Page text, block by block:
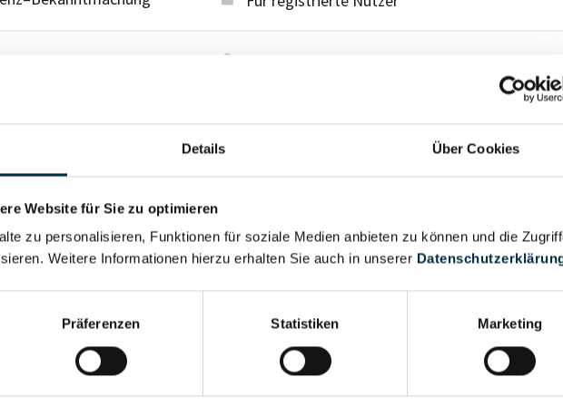
Details Über Cookies
Website für Sie zu optimieren
zu personalisieren, Funktionen für soziale Medien anbieten zu können und die
Weitere Informationen hierzu erhalten Sie auch in unserer
Präferenzen Statistiken Marketing
Für registrierte Nutzer